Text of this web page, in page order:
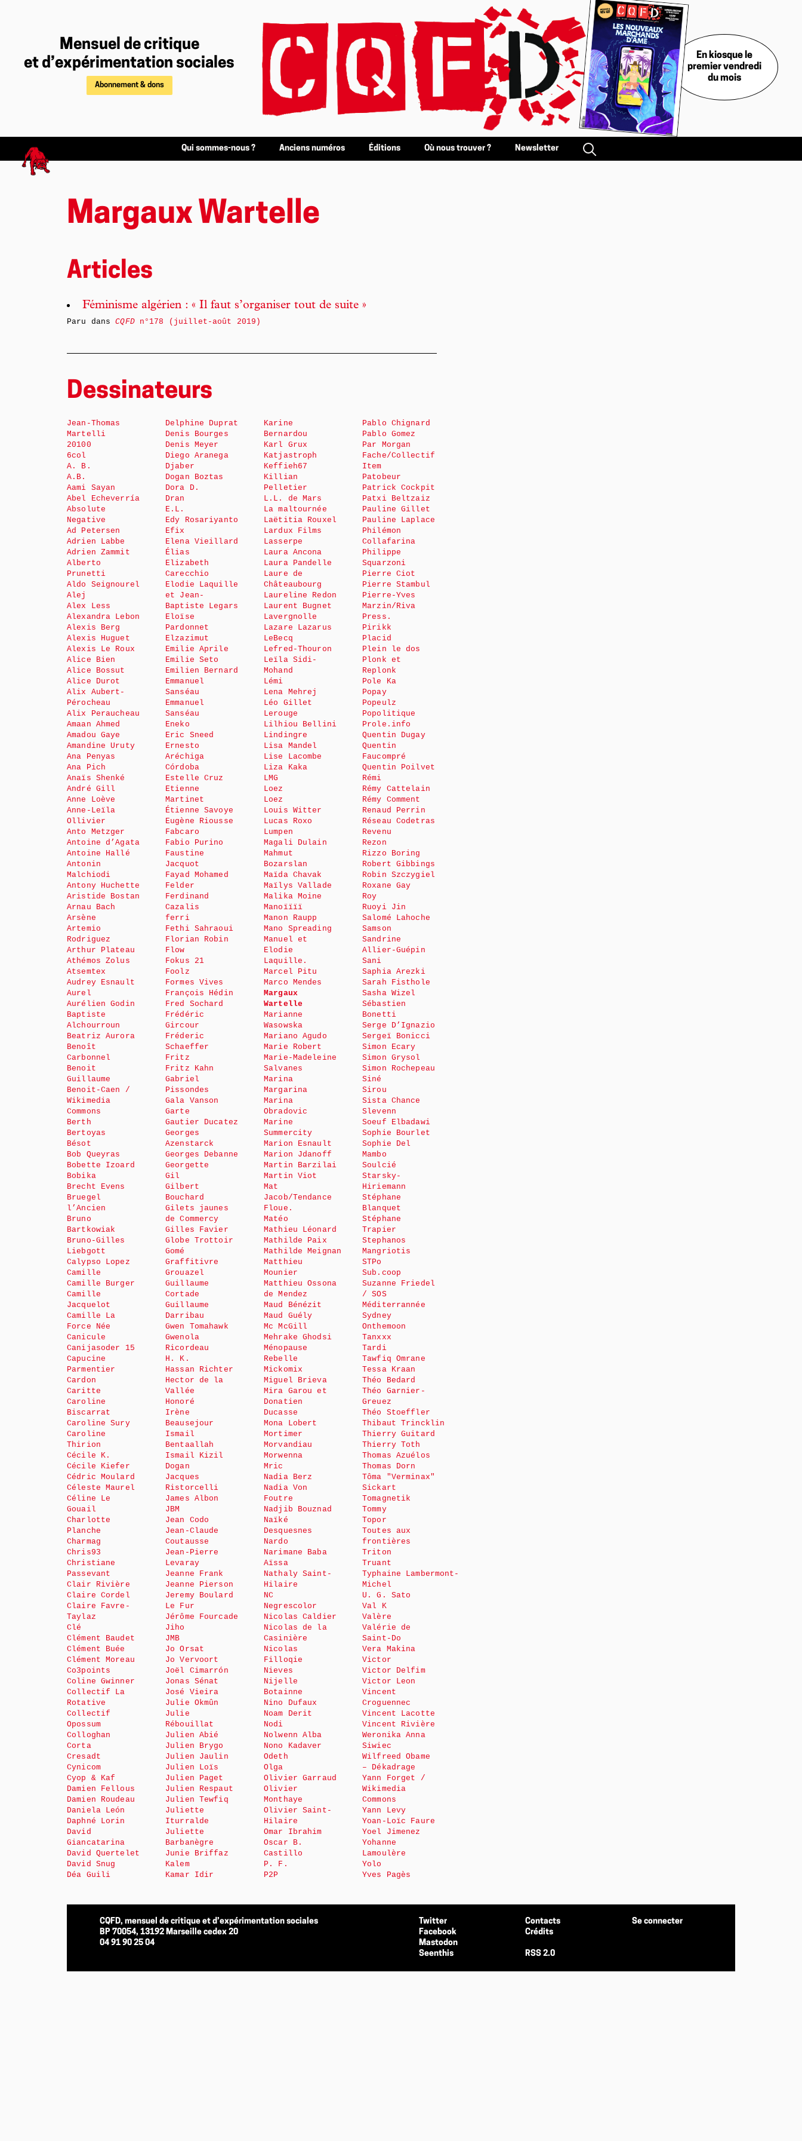
Mensuel de critique
et d’expérimentation sociales
Abonnement & dons
En kiosque le
premier vendredi
du mois
Qui sommes-nous ? Anciens numéros Éditions Où nous trouver ? Newsletter
Margaux Wartelle
Articles
Féminisme algérien : « Il faut s’organiser tout de suite »
Paru dansCQFDn°178 (juillet-août 2019)
Dessinateurs
Jean-Thomas
Martelli
20100
6col
A. B.
A.B.
Aami Sayan
Abel Echeverría
Absolute
Negative
Ad Petersen
Adrien Labbe
Adrien Zammit
Alberto
Prunetti
Aldo Seignourel
Alej
Alex Less
Alexandra Lebon
Alexis Berg
Alexis Huguet
Alexis Le Roux
Alice Bien
Alice Bossut
Alice Durot
Alix Aubert-
Pérocheau
Alix Peraucheau
Amaan Ahmed
Amadou Gaye
Amandine Uruty
Ana Penyas
Ana Pich
Anaïs Shenké
André Gill
Anne Loève
Anne-Leïla
Ollivier
Anto Metzger
Antoine d’Agata
Antoine Hallé
Antonin
Malchiodi
Antony Huchette
Aristide Bostan
Arnau Bach
Arsène
Artemio
Rodriguez
Arthur Plateau
Athémos Zolus
Atsemtex
Audrey Esnault
Aurel
Aurélien Godin
Baptiste
Alchourroun
Beatriz Aurora
Benoît
Carbonnel
Benoit
Guillaume
Benoit-Caen /
Wikimedia
Commons
Berth
Bertoyas
Bésot
Bob Queyras
Bobette Izoard
Bobika
Brecht Evens
Bruegel
l’Ancien
Bruno
Bartkowiak
Bruno-Gilles
Liebgott
Calypso Lopez
Camille
Camille Burger
Camille
Jacquelot
Camille La
Force Née
Canicule
Canijasoder 15
Capucine
Parmentier
Cardon
Caritte
Caroline
Biscarrat
Caroline Sury
Caroline
Thirion
Cécile K.
Cécile Kiefer
Cédric Moulard
Céleste Maurel
Céline Le
Gouail
Charlotte
Planche
Charmag
Chris93
Christiane
Passevant
Clair Rivière
Claire Cordel
Claire Favre-
Taylaz
Clé
Clément Baudet
Clément Buée
Clément Moreau
Co3points
Coline Gwinner
Collectif La
Rotative
Collectif
Opossum
Colloghan
Corta
Cresadt
Cynicom
Cyop & Kaf
Damien Fellous
Damien Roudeau
Daniela León
Daphné Lorin
David
Giancatarina
David Quertelet
David Snug
Déa Guili
Delphine Duprat
Denis Bourges
Denis Meyer
Diego Aranega
Djaber
Dogan Boztas
Dora D.
Dran
E.L.
Edy Rosariyanto
Efix
Elena Vieillard
Élias
Elizabeth
Carecchio
Elodie Laquille
et Jean-
Baptiste Legars
Eloïse
Pardonnet
Elzazimut
Emilie Aprile
Emilie Seto
Emilien Bernard
Emmanuel
Sanséau
Emmanuel
Sanséau
Eneko
Eric Sneed
Ernesto
Aréchiga
Córdoba
Estelle Cruz
Etienne
Martinet
Étienne Savoye
Eugène Riousse
Fabcaro
Fabio Purino
Faustine
Jacquot
Fayad Mohamed
Felder
Ferdinand
Cazalis
ferri
Fethi Sahraoui
Florian Robin
Flow
Fokus 21
Foolz
Formes Vives
François Hédin
Fred Sochard
Frédéric
Gircour
Fréderic
Schaeffer
Fritz
Fritz Kahn
Gabriel
Pissondes
Gala Vanson
Garte
Gautier Ducatez
Georges
Azenstarck
Georges Debanne
Georgette
Gil
Gilbert
Bouchard
Gilets jaunes
de Commercy
Gilles Favier
Globe Trottoir
Gomé
Graffitivre
Grouazel
Guillaume
Cortade
Guillaume
Darribau
Gwen Tomahawk
Gwenola
Ricordeau
H. K.
Hassan Richter
Hector de la
Vallée
Honoré
Irène
Beausejour
Ismail
Bentaallah
Ismail Kizil
Dogan
Jacques
Ristorcelli
James Albon
JBM
Jean Codo
Jean-Claude
Coutausse
Jean-Pierre
Levaray
Jeanne Frank
Jeanne Pierson
Jeremy Boulard
Le Fur
Jérôme Fourcade
Jiho
JMB
Jo Orsat
Jo Vervoort
Joël Cimarrón
Jonas Sénat
José Vieira
Julie Okmûn
Julie
Rébouillat
Julien Abié
Julien Brygo
Julien Jaulin
Julien Loïs
Julien Paget
Julien Respaut
Julien Tewfiq
Juliette
Iturralde
Juliette
Barbanègre
Junie Briffaz
Kalem
Kamar Idir
Karine
Bernardou
Karl Grux
Katjastroph
Keffieh67
Killian
Pelletier
L.L. de Mars
La maltournée
Laëtitia Rouxel
Lardux Films
Lasserpe
Laura Ancona
Laura Pandelle
Laure de
Châteaubourg
Laureline Redon
Laurent Bugnet
Lavergnolle
Lazare Lazarus
LeBecq
Lefred-Thouron
Leïla Sidi-
Mohand
Lémi
Lena Mehrej
Léo Gillet
Lerouge
Lilhiou Bellini
Lindingre
Lisa Mandel
Lise Lacombe
Liza Kaka
LMG
Loez
Loez
Louis Witter
Lucas Roxo
Lumpen
Magali Dulain
Mahmut
Bozarslan
Maïda Chavak
Maïlys Vallade
Malika Moine
Manoïïïï
Manon Raupp
Mano Spreading
Manuel et
Elodie
Laquille.
Marcel Pitu
Marco Mendes
Margaux
Wartelle
Marianne
Wasowska
Mariano Agudo
Marie Robert
Marie-Madeleine
Salvanes
Marina
Margarina
Marina
Obradovic
Marine
Summercity
Marion Esnault
Marion Jdanoff
Martin Barzilai
Martin Viot
Mat
Jacob/Tendance
Floue.
Matéo
Mathieu Léonard
Mathilde Paix
Mathilde Meignan
Matthieu
Mounier
Matthieu Ossona
de Mendez
Maud Bénézit
Maud Guély
Mc McGill
Mehrake Ghodsi
Ménopause
Rebelle
Mickomix
Miguel Brieva
Mira Garou et
Donatien
Ducasse
Mona Lobert
Mortimer
Morvandiau
Morwenna
Mric
Nadia Berz
Nadia Von
Foutre
Nadjib Bouznad
Naïké
Desquesnes
Nardo
Narimane Baba
Aïssa
Nathaly Saint-
Hilaire
NC
Negrescolor
Nicolas Caldier
Nicolas de la
Casinière
Nicolas
Filloqie
Nieves
Nijelle
Botainne
Nino Dufaux
Noam Derit
Nodi
Nolwenn Alba
Nono Kadaver
Odeth
Olga
Olivier Garraud
Olivier
Monthaye
Olivier Saint-
Hilaire
Omar Ibrahim
Oscar B.
Castillo
P. F.
P2P
Pablo Chignard
Pablo Gomez
Par Morgan
Fache/Collectif
Item
Patobeur
Patrick Cockpit
Patxi Beltzaiz
Pauline Gillet
Pauline Laplace
Philémon
Collafarina
Philippe
Squarzoni
Pierre Ciot
Pierre Stambul
Pierre-Yves
Marzin/Riva
Press.
Pirikk
Placid
Plein le dos
Plonk et
Replonk
Pole Ka
Popay
Popeulz
Popolitique
Prole.info
Quentin Dugay
Quentin
Faucompré
Quentin Poilvet
Rémi
Rémy Cattelain
Rémy Comment
Renaud Perrin
Réseau Codetras
Revenu
Rezon
Rizzo Boring
Robert Gibbings
Robin Szczygiel
Roxane Gay
Roy
Ruoyi Jin
Salomé Lahoche
Samson
Sandrine
Allier-Guépin
Sani
Saphia Arezki
Sarah Fisthole
Sasha Wizel
Sébastien
Bonetti
Serge D’Ignazio
Sergeï Bonicci
Simon Ecary
Simon Grysol
Simon Rochepeau
Siné
Sirou
Sista Chance
Slevenn
Soeuf Elbadawi
Sophie Bourlet
Sophie Del
Mambo
Soulcié
Starsky-
Hiriemann
Stéphane
Blanquet
Stéphane
Trapier
Stephanos
Mangriotis
STPo
Sub.coop
Suzanne Friedel
/ SOS
Méditerrannée
Sydney
Onthemoon
Tanxxx
Tardi
Tawfiq Omrane
Tessa Kraan
Théo Bedard
Théo Garnier-
Greuez
Théo Stoeffler
Thibaut Trincklin
Thierry Guitard
Thierry Toth
Thomas Azuélos
Thomas Dorn
Tôma "Verminax"
Sickart
Tomagnetik
Tommy
Topor
Toutes aux
frontières
Triton
Truant
Typhaine Lambermont-
Michel
U. G. Sato
Val K
Valère
Valérie de
Saint-Do
Vera Makina
Victor
Victor Delfim
Victor Leon
Vincent
Croguennec
Vincent Lacotte
Vincent Rivière
Weronika Anna
Siwiec
Wilfreed Obame
– Dékadrage
Yann Forget /
Wikimedia
Commons
Yann Levy
Yoan-Loïc Faure
Yoel Jimenez
Yohanne
Lamoulère
Yolo
Yves Pagès
CQFD, mensuel de critique et d’expérimentation sociales
BP 70054, 13192 Marseille cedex 20
04 91 90 25 04
Twitter
Facebook
Mastodon
Seenthis
Contacts
Crédits
RSS 2.0
Se connecter